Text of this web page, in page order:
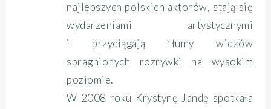
najlepszych polskich aktorów, stają się
wydarzeniami artystycznymi
i przyciągają tłumy widzów
spragnionych rozrywki na wysokim
poziomie.
W 2008 roku Krystynę Jandę spotkała